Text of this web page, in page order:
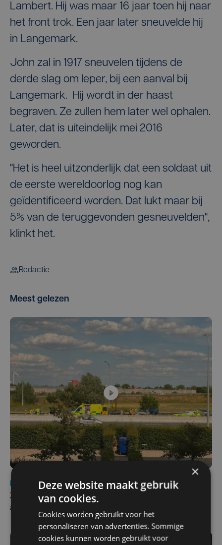
Lambert. Hij was maar 16 jaar toen hij naar
het front trok. Een jaar later sneuvelde hij
in Langemark.
John zal in 1917 sneuvelen tijdens de
derde slag om Ieper, bij een aanval bij
Langemark. Hij wordt in der haast
begraven. Ze zullen hem later wel ophalen.
Later, dat is uiteindelijk mei 2016
geworden.
"Het is heel uitzonderlijk dat een soldaat uit
de eerste wereldoorlog nog kan
geïdentificeerd worden. Dat lukt maar bij
5% van de teruggevonden gesneuvelden",
klinkt het.
Redactie
Meest gelezen
Nieuws Update
za 1 augustus | 17:21
Zwaar ongeval op E403 in Izegem: drie rijstroken
afgesloten
×
Deze website maakt gebruik
van cookies.
Cookies worden gebruikt voor het
personaliseren van advertenties. Sommige
cookies kunnen worden gebruikt voor